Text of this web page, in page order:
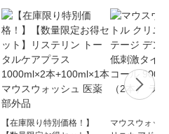
【在庫限り特別価格！】
マウスウォッ